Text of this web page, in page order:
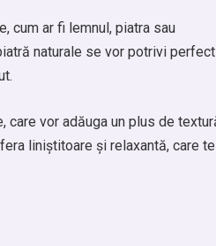
cum ar fi lemnul, piatra sau
naturale se vor potrivi perfect
care vor adăuga un plus de
liniștitoare și relaxantă, care te